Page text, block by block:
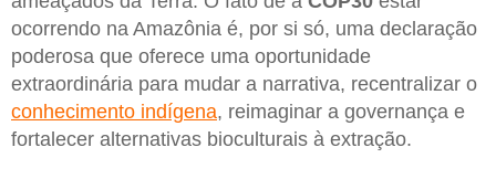
ocorrendo na Amazônia é, por si só, uma declaração
poderosa que oferece uma oportunidade
extraordinária para mudar a narrativa, recentralizar o
conhecimento indígena, reimaginar a governança e
fortalecer alternativas bioculturais à extração.